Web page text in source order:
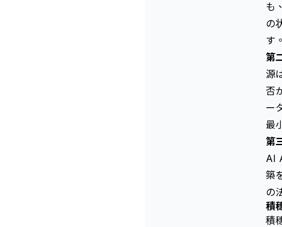
も
の
す。
第
源
否
ー
最
第
AI
築
の
積
積